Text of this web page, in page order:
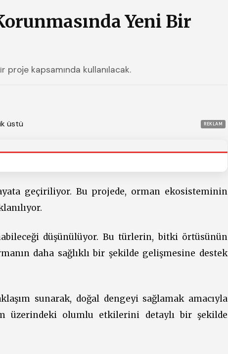
Yeni Bir
proje kapsamında kullanılacak.
REKLAM
geçiriliyor. Bu projede, orman ekosisteminin
düşünülüyor. Bu türlerin, bitki örtüsünün
daha sağlıklı bir şekilde gelişmesine destek
sunarak, doğal dengeyi sağlamak amacıyla
üzerindeki olumlu etkilerini detaylı bir şekilde